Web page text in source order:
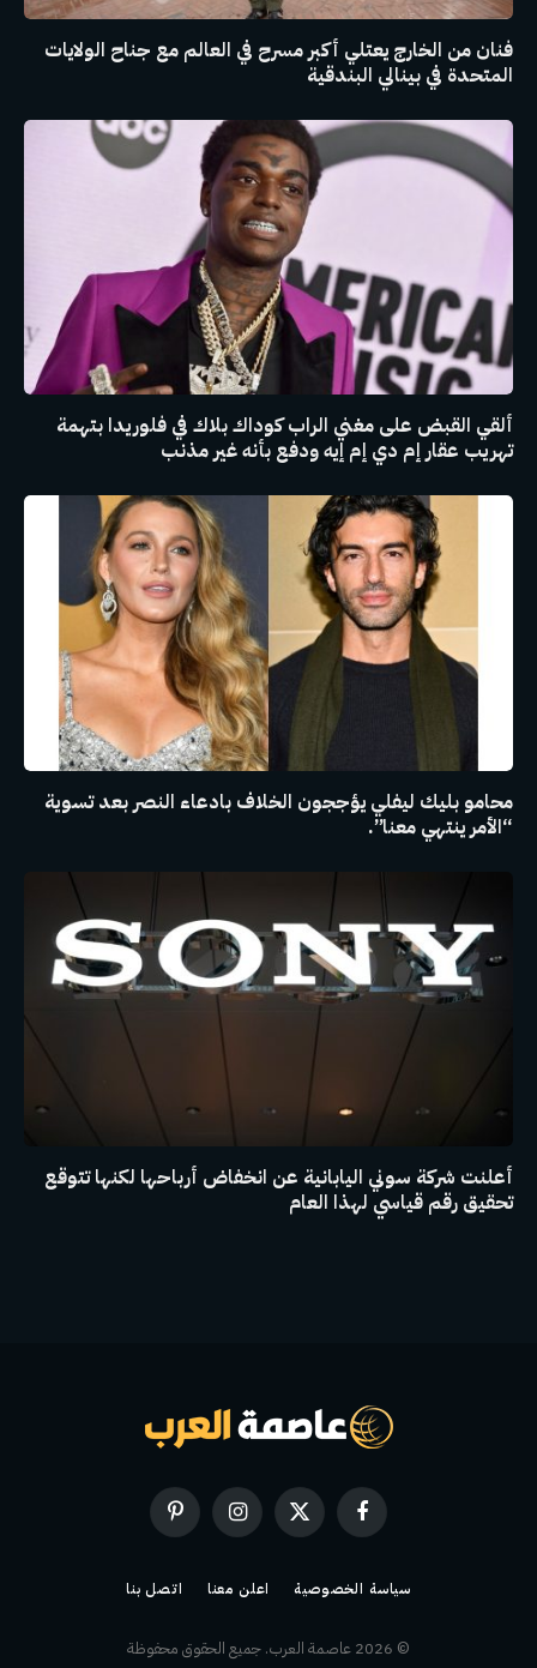
فنان من الخارج يعتلي أكبر مسرح في العالم مع جناح الولايات
المتحدة في بينالي البندقية
ألقي القبض على مغني الراب كوداك بلاك في فلوريدا بتهمة
تهريب عقار إم دي إم إيه ودفع بأنه غير مذنب
محامو بليك ليفلي يؤججون الخلاف بادعاء النصر بعد تسوية
“الأمر ينتهي معنا”.
أعلنت شركة سوني اليابانية عن انخفاض أرباحها لكنها تتوقع
تحقيق رقم قياسي لهذا العام
فيسبوك
X
(Twitter)
الانستغرامبينتيريست
سياسة الخصوصية اعلن معنا اتصل بنا
© 2026 عاصمة العرب. جميع الحقوق محفوظة